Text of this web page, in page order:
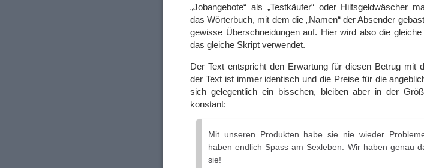
„Jobangebote“ als „Testkäufer“ oder Hilfsgeldwäscher
das Wörterbuch, mit dem die „Namen“ der Absender
gewisse Überschneidungen auf. Hier wird also die
das gleiche Skript verwendet.
Der Text entspricht den Erwartung für diesen Betrug mit
der Text ist immer identisch und die Preise für die
sich gelegentlich ein bisschen, bleiben aber in der
konstant:
Mit unseren Produkten habe sie nie wieder
haben endlich Spass am Sexleben. Wir haben genau
sie!